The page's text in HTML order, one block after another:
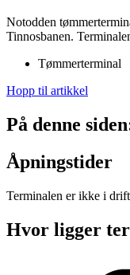
Notodden
Tinnosbanen.
Tømmerterminal
Hopp til artikkel
På denne
Åpningstider
Terminalen er ikke i
Hvor ligger